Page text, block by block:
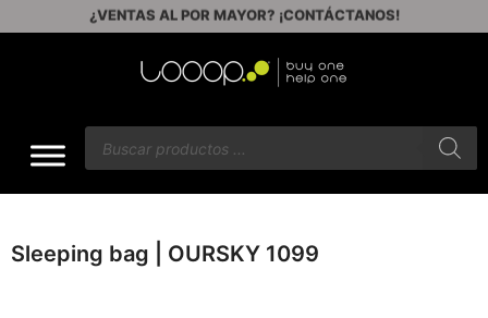
ENVÍOS GRATIS A PARTIR DE $60
Sleeping bag | OURSKY 1099